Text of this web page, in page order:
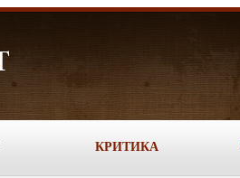
КРИТИКА